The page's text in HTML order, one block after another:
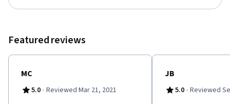
Featured reviews
MC
5.0 · Reviewed Mar 21, 2021
JB
5.0 · Reviewed